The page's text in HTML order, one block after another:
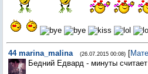
44 marina_malina (26.07.2015 00:08) [
Бедний Едвард - минуты